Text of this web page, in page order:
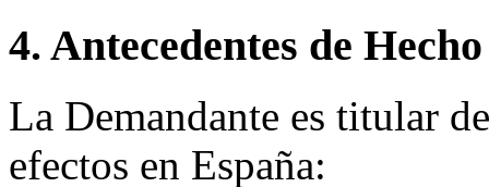
4. Antecedentes de Hecho
La Demandante es titular
efectos en España: